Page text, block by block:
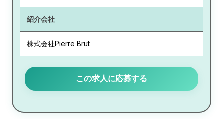
紹介会社
株式会社Pierre Brut
この求人に応募する